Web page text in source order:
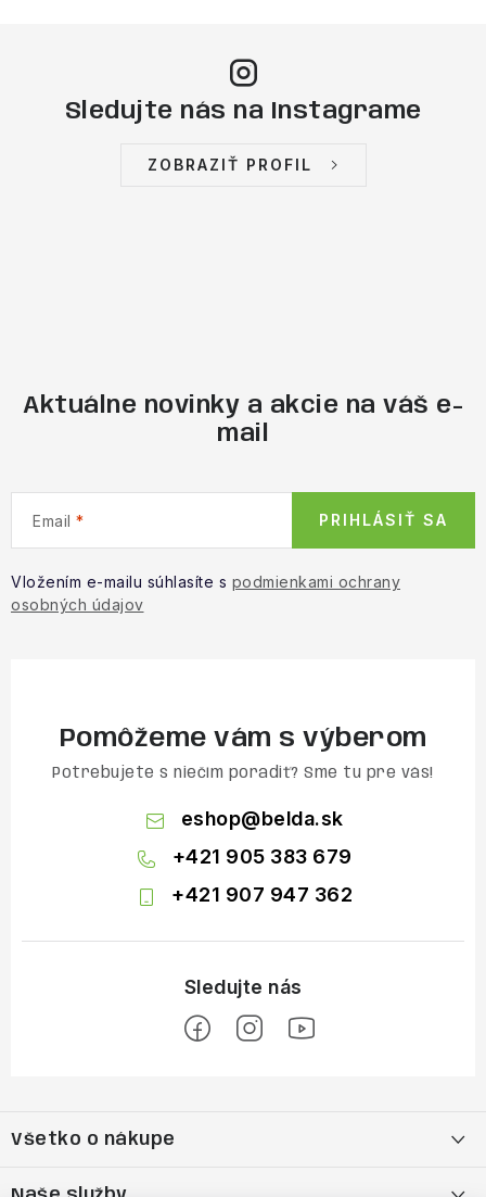
Sledujte nás na Instagrame
ZOBRAZIŤ PROFIL
Aktuálne novinky a akcie na váš e-
mail
Email
Vložením e-mailu súhlasíte s podmienkami ochrany
osobných údajov
PRIHLÁSIŤ SA
Pomôžeme vám s výberom
Potrebujete s niečím poradiť? Sme tu pre vás!
eshop@belda.sk
+421 905 383 679
+421 907 947 362
p
ä
Všetko o nákupe